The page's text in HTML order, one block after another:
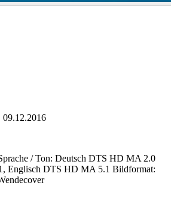
09.12.2016
/ Ton: Deutsch DTS HD MA 2.0
Englisch DTS HD MA 5.1 Bildformat: